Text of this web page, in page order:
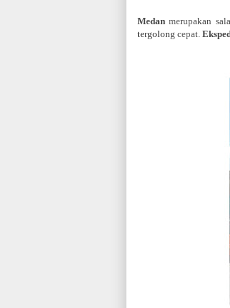
Medan merupakan
tergolong cepat.